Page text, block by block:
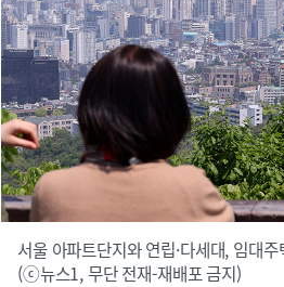
서울 아파트단지와 연립·다세대, 임대
(ⓒ뉴스1, 무단 전재-재배포 금지)